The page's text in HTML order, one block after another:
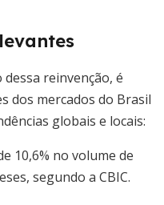
reinvenção, é
dos mercados do Brasil
globais e locais:
10,6% no volume de
segundo a CBIC.